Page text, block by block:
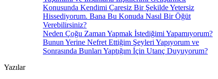
Konusunda Kendimi Çaresiz Bir Şekilde Yetersiz
Hissediyorum. Bana Bu Konuda Nasıl Bir Öğüt
Verebilirsiniz?
Neden Çoğu Zaman Yapmak İstediğimi Yapamıyorum?
Bunun Yerine Nefret Ettiğim Şeyleri Yapıyorum ve
Sonrasında Bunları Yaptığım İçin Utanç Duyuyorum?
Yazılar